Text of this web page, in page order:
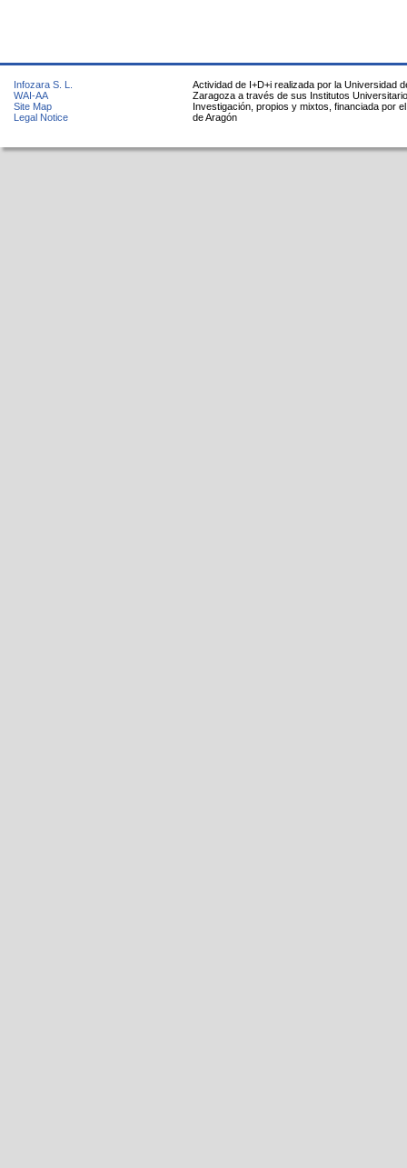
Infozara S. L.
WAI-AA
Site Map
Legal Notice
Actividad de I+D+i realizada por la Universidad
Zaragoza a través de sus Institutos
Investigación, propios y mixtos, financiada por
de Aragón